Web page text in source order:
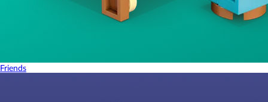
Friends